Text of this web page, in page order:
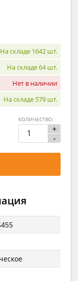
На складе 1642 шт.
На складе 64 шт.
Нет в наличии
На складе 579 шт.
+
-
КОЛИЧЕСТВО: